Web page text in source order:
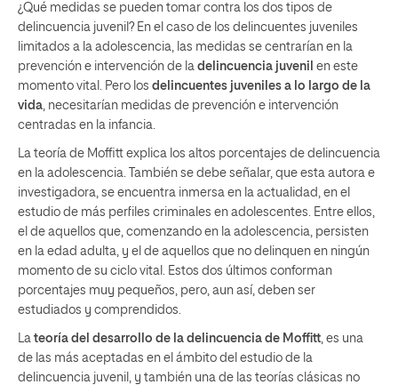
¿Qué medidas se pueden tomar contra los dos tipos de
delincuencia juvenil? En el caso de los delincuentes juveniles
limitados a la adolescencia, las medidas se centrarían en la
prevención e intervención de la delincuencia juvenil en este
momento vital. Pero los delincuentes juveniles a lo largo de la
vida , necesitarían medidas de prevención e intervención
centradas en la infancia.
La teoría de Moffitt explica los altos porcentajes de delincuencia
en la adolescencia. También se debe señalar, que esta autora e
investigadora, se encuentra inmersa en la actualidad, en el
estudio de más perfiles criminales en adolescentes. Entre ellos,
el de aquellos que, comenzando en la adolescencia, persisten
en la edad adulta, y el de aquellos que no delinquen en ningún
momento de su ciclo vital. Estos dos últimos conforman
porcentajes muy pequeños, pero, aun así, deben ser
estudiados y comprendidos.
La teoría del desarrollo de la delincuencia de Moffitt , es una
de las más aceptadas en el ámbito del estudio de la
delincuencia juvenil, y también una de las teorías clásicas no